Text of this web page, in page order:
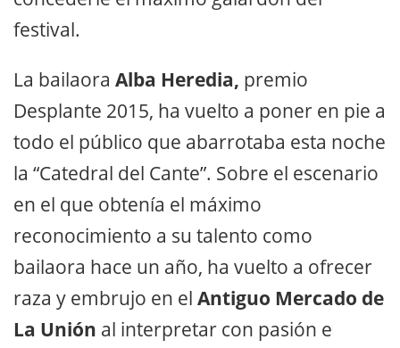
festival.
La bailaora Alba Heredia, premio
Desplante 2015, ha vuelto a poner en pie a
todo el público que abarrotaba esta noche
la “Catedral del Cante”. Sobre el escenario
en el que obtenía el máximo
reconocimiento a su talento como
bailaora hace un año, ha vuelto a ofrecer
raza y embrujo en el Antiguo Mercado de
La Unión al interpretar con pasión e